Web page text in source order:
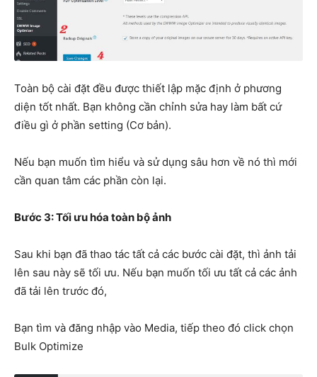
Toàn bộ cài đặt đều được thiết lập mặc định ở phương
diện tốt nhất. Bạn không cần chỉnh sửa hay làm bất cứ
điều gì ở phần setting (Cơ bản).
Nếu bạn muốn tìm hiểu và sử dụng sâu hơn về nó thì mới
cần quan tâm các phần còn lại.
Bước 3: Tối ưu hóa toàn bộ ảnh
Sau khi bạn đã thao tác tất cả các bước cài đặt, thì ảnh tải
lên sau này sẽ tối ưu. Nếu bạn muốn tối ưu tất cả các ảnh
đã tải lên trước đó,
Bạn tìm và đăng nhập vào Media, tiếp theo đó click chọn
Bulk Optimize